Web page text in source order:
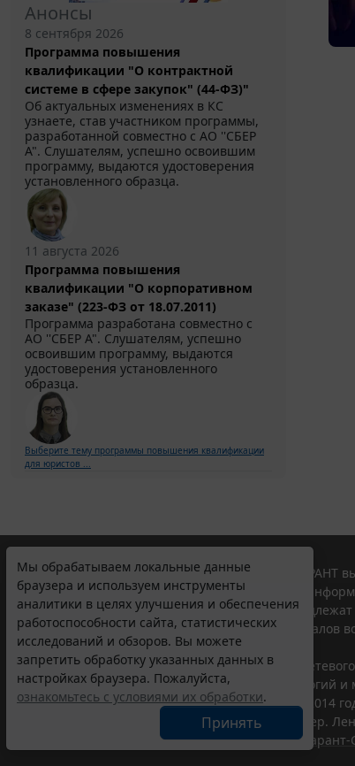
Анонсы
8 сентября 2026
Программа повышения
квалификации "О контрактной
системе в сфере закупок" (44-ФЗ)"
Об актуальных изменениях в КС
узнаете, став участником программы,
разработанной совместно с АО ''СБЕР
А". Слушателям, успешно освоившим
программу, выдаются удостоверения
установленного образца.
11 августа 2026
Программа повышения
квалификации "О корпоративном
заказе" (223-ФЗ от 18.07.2011)
Программа разработана совместно с
АО ''СБЕР А". Слушателям, успешно
освоившим программу, выдаются
удостоверения установленного
образца.
Выберите тему программы повышения квалификации
для юристов ...
Мы обрабатываем локальные данные
браузера и используем инструменты
аналитики в целях улучшения и обеспечения
работоспособности сайта, статистических
исследований и обзоров. Вы можете
запретить обработку указанных данных в
настройках браузера. Пожалуйста,
ознакомьтесь с условиями их обработки.
Принять
© ООО "НПП "ГАРАНТ-СЕРВИС", 2026. Система ГАРАНТ
участниками Российской ассоциации правовой
Все права на материалы сайта ГАРАНТ.РУ
Полное или частичное воспроизведение
Правила использования портала.
Портал ГАРАНТ.РУ зарегистрирован в качестве
надзору в сфере связи,информационных технологий
(Роскомнадзором), Эл № ФС77-58365 от 18 июня 2014
ООО "НПП "ГАРАНТ-СЕРВИС", 119234, г. Москва, тер.
Разработчик ЭПС Система ГАРАНТ – ООО "НПП "